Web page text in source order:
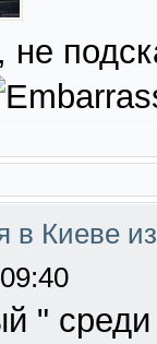
не
в Киеве
" среди